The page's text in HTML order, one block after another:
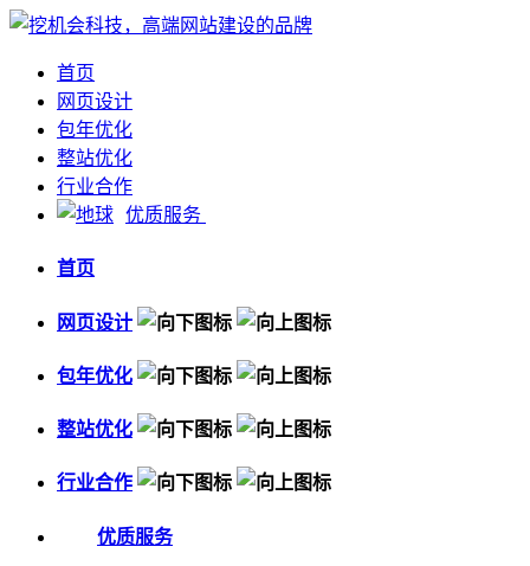
首页
网页设计
包年优化
整站优化
行业合作
优质服务
首页
网页设计
包年优化
整站优化
行业合作
优质服务